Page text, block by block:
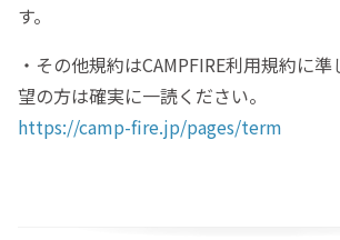
す。
・その他規約はCAMPFIRE利用規約に
望の方は確実に一読ください。
https://camp-fire.jp/pages/term